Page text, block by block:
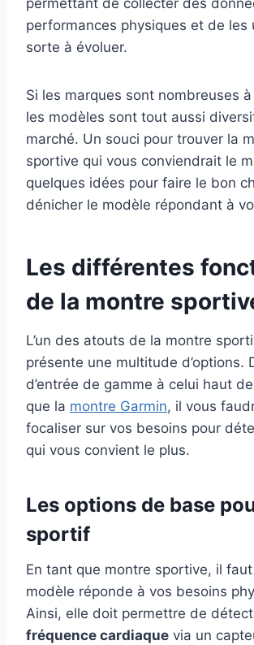
permettant de collecter des
performances physiques et de les
sorte à évoluer.
Si les marques sont nombreuses
les modèles sont tout aussi
marché. Un souci pour trouver la
sportive qui vous conviendrait le
quelques idées pour faire le bon
dénicher le modèle répondant à
Les différentes
de la montre
L’un des atouts de la montre
présente une multitude d’options.
d’entrée de gamme à celui haut
que la montre Garmin, il vous
focaliser sur vos besoins pour
qui vous convient le plus.
Les options de base
sportif
En tant que montre sportive, il
modèle réponde à vos besoins
Ainsi, elle doit permettre de
fréquence cardiaque via un